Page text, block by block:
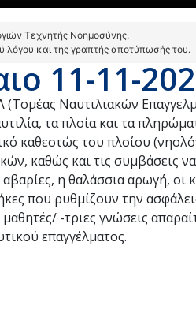
Τεχνητής Νοημοσύνης.
λόγου και της γραπτής αποτύπωσής του.
11-11-
Ναυτιλιακών
τα πλοία και τα
καθεστώς του πλοίου
καθώς και τις συμβάσεις
η θαλάσσια αρωγή, οι
που ρυθμίζουν την
-τριες γνώσεις
επαγγέλματος.